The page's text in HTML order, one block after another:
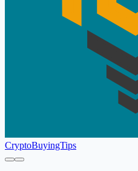
CryptoBuyingTips